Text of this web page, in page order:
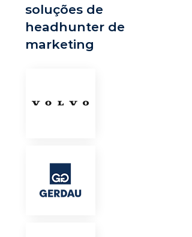
soluções de
headhunter de
marketing